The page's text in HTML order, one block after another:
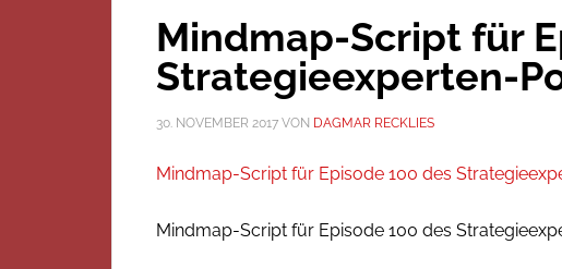
Mindmap-Script für
Strategieexperten-
30. NOVEMBER 2017 VON DAGMAR RECKLIES
Mindmap-Script für Episode 100 des
Mindmap-Script für Episode 100 des